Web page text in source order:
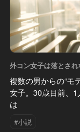
外コン女子は落とさ
複数の男からの“モ
女子。30歳目前、
は
#小説